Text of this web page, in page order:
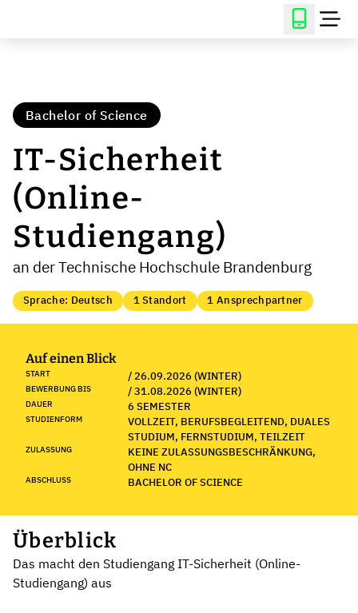
Bachelor of Science
IT-Sicherheit
(Online-
Studiengang)
an der Technische Hochschule Brandenburg
Sprache: Deutsch 1 Standort 1 Ansprechpartner
Auf einen Blick
START / 26.09.2026 (WINTER)
BEWERBUNG BIS / 31.08.2026 (WINTER)
DAUER 6 SEMESTER
STUDIENFORM
VOLLZEIT, BERUFSBEGLEITEND, DUALES
STUDIUM, FERNSTUDIUM, TEILZEIT
ZULASSUNG
KEINE ZULASSUNGSBESCHRÄNKUNG,
OHNE NC
ABSCHLUSS BACHELOR OF SCIENCE
Überblick
Das macht den Studiengang IT-Sicherheit (Online-
Studiengang) aus